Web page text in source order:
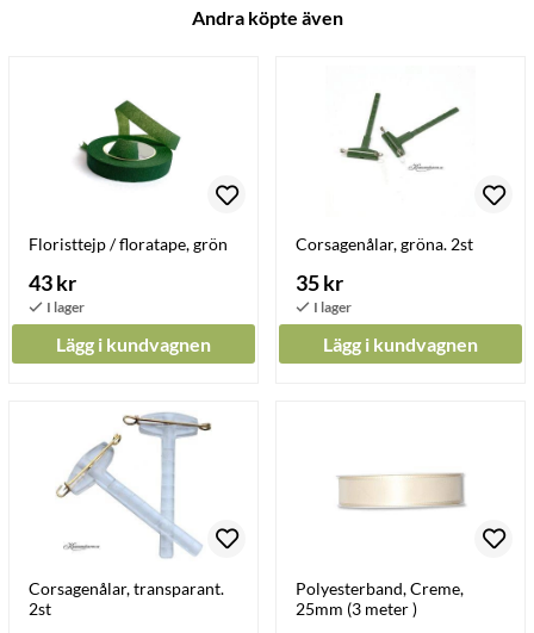
Andra köpte även
Floristtejp / floratape, grön
43 kr
Lägg i kundvagnen
Corsagenålar, gröna. 2st
35 kr
Lägg i kundvagnen
Corsagenålar, transparant.
2st
Polyesterband, Creme,
25mm (3 meter )